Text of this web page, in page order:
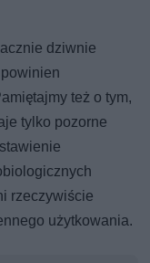
dziwnie
też o tym,
tylko pozorne
rzeczywiście
użytkowania.